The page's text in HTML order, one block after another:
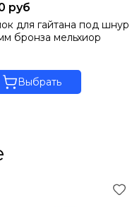
руб
для гайтана под шнур
бронза мельхиор
Выбрать